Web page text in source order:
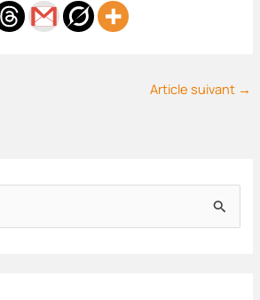
Article suivant →